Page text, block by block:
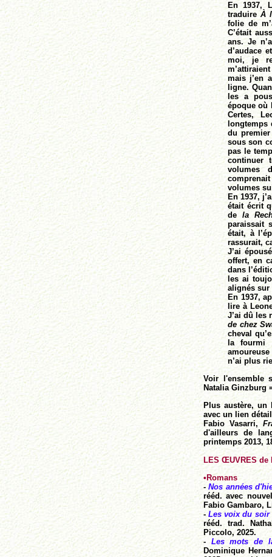
En 1937,
traduireÀ
folie de
C’était
ans. Je
d’audace
moi, je
mais j’en
ligne.
les a
époque où
Certes,
du
sous son
pas le
continuer
volumes
volumes
En 1937,
était écrit
dela
paraissait
était, à
rassurait,
J’ai
offert, en
dans
les ai
alignés sur
En 1937,
lire à
J’ai dû les
de chez
cheval
la fourmi
n’ai plus
Voir l 'ensemble
Natalia Ginzburg
Plus austère,
avec un lien
Fabio Vasarri,
d'ailleurs de
printemps 2013,
LES ŒUVRES de
• Romans
-Nos années
rééd. avec
Fabio Gambaro,
-Les voix du soir
rééd. trad.
Piccolo, 2025.
- Les mots de
Dominique